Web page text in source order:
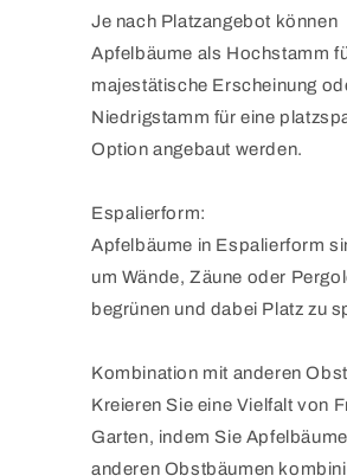
Je nach Platzangebot können
Apfelbäume als Hochstamm
majestätische Erscheinung
Niedrigstamm für eine
Option angebaut werden.
Espalierform:
Apfelbäume in Espalierform
um Wände, Zäune oder
begrünen und dabei Platz zu
Kombination mit anderen
Kreieren Sie eine Vielfalt von
Garten, indem Sie
anderen Obstbäumen